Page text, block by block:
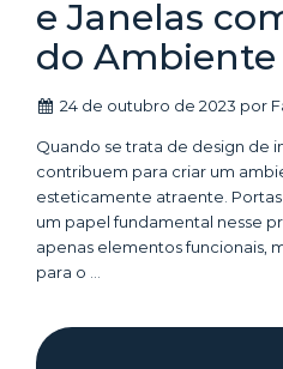
e Janelas
do Ambiente
24 de outubro de 2023 por
Quando se trata de design de
contribuem para criar um
esteticamente atraente.
um papel fundamental nesse
apenas elementos funcionais,
para o ...